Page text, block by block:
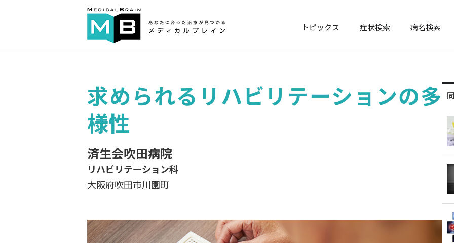
トピックス 症状検索 病名検索
求められるリハビリテーションの多
様性
済生会吹田病院
リハビリテーション科
大阪府吹田市川園町